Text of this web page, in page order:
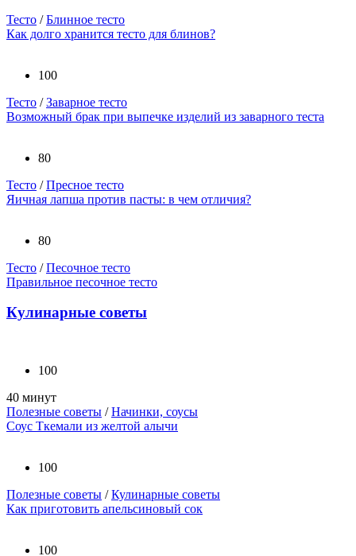
Тесто /Блинное тесто
Как долго хранится тесто для блинов?
100
Тесто /Заварное тесто
Возможный брак при выпечке изделий из заварного теста
80
Тесто /Пресное тесто
Яичная лапша против пасты: в чем отличия?
80
Тесто /Песочное тесто
Правильное песочное тесто
Кулинарные советы
100
40 минут
Полезные советы /Начинки, соусы
Соус Ткемали из желтой алычи
100
Полезные советы /Кулинарные советы
Как приготовить апельсиновый сок
100